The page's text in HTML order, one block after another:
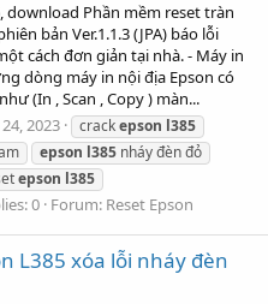
download Phần mềm reset tràn
bản Ver.1.1.3 (JPA) báo lỗi
cách đơn giản tại nhà. - Máy in
dòng máy in nội địa Epson có
(In , Scan , Copy ) màn...
2023 crackepson l385
epson l385 nháy đèn đỏ
epson l385
0 Forum: Reset Epson
L385 xóa lỗi nháy đèn